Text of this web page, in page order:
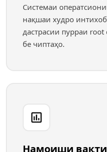
Системаи
нақшаи худро
дастрасии пурраи root
бе чиптаҳо.
Намоиши